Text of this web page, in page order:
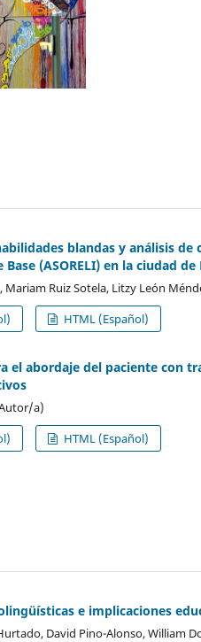
blandas y análisis de
Base (ASORELI) en la ciudad
Mariam Ruiz Sotela, Litzy León
HTML (Español)
el abordaje del paciente con
a)
HTML (Español)
e implicaciones
David Pino-Alonso, William